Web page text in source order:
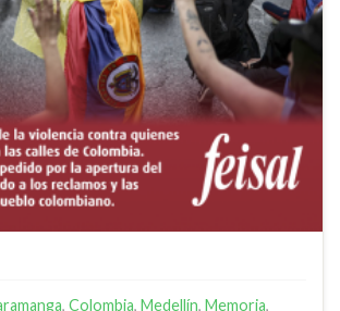
, Colombia, Medellín, Memoria,